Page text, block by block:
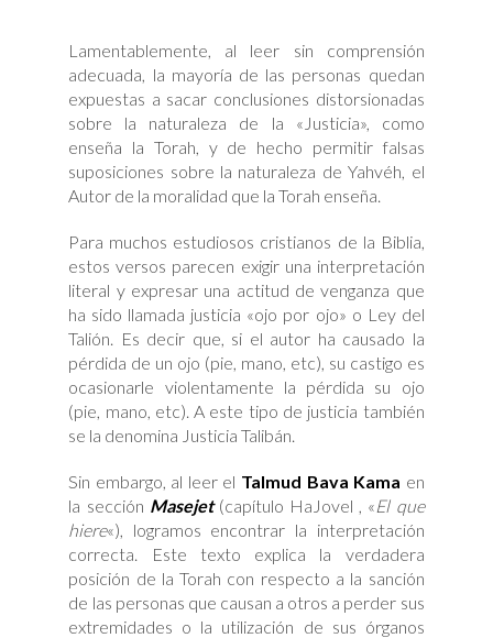
Lamentablemente, al leer sin comprensión
adecuada, la mayoría de las personas quedan
expuestas a sacar conclusiones distorsionadas
sobre la naturaleza de la «Justicia», como
enseña la Torah, y de hecho permitir falsas
suposiciones sobre la naturaleza de Yahvéh, el
Autor de la moralidad que la Torah enseña.
Para muchos estudiosos cristianos de la Biblia,
estos versos parecen exigir una interpretación
literal y expresar una actitud de venganza que
ha sido llamada justicia «ojo por ojo» o Ley del
Talión. Es decir que, si el autor ha causado la
pérdida de un ojo (pie, mano, etc), su castigo es
ocasionarle violentamente la pérdida su ojo
(pie, mano, etc). A este tipo de justicia también
se la denomina Justicia Talibán.
Sin embargo, al leer el Talmud Bava Kama en
la sección Masejet(capítulo HaJovel , «El que
hiere«), logramos encontrar la interpretación
correcta. Este texto explica la verdadera
posición de la Torah con respecto a la sanción
de las personas que causan a otros a perder sus
extremidades o la utilización de sus órganos